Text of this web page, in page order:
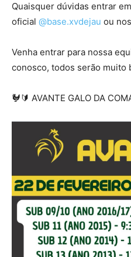
Quaisquer dúvidas entrar
oficial @base.xvdejau ou
Venha entrar para nossa
conosco, todos serão muito
🐓🔰 AVANTE GALO DA